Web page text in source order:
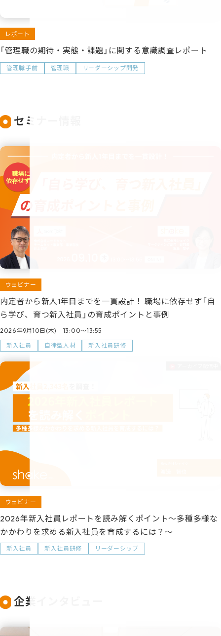
レポート
「管理職の期待・実態・課題」に関する意識調査レポート
管理職手前 管理職 リーダーシップ開発
セミナー情報
ウェビナー
内定者から新人1年目までを一貫設計！ 職場に依存せず「自
ら学び、育つ新入社員」の育成ポイントと事例
2026年9月10日(木) 13:00～13:55
新入社員
自律型人材 新入社員研修
ウェビナー
2026年新入社員レポートを読み解くポイント～多種多様な
かかわりを求める新入社員を育成するには？～
新入社員 新入社員研修 リーダーシップ
企業インタビュー